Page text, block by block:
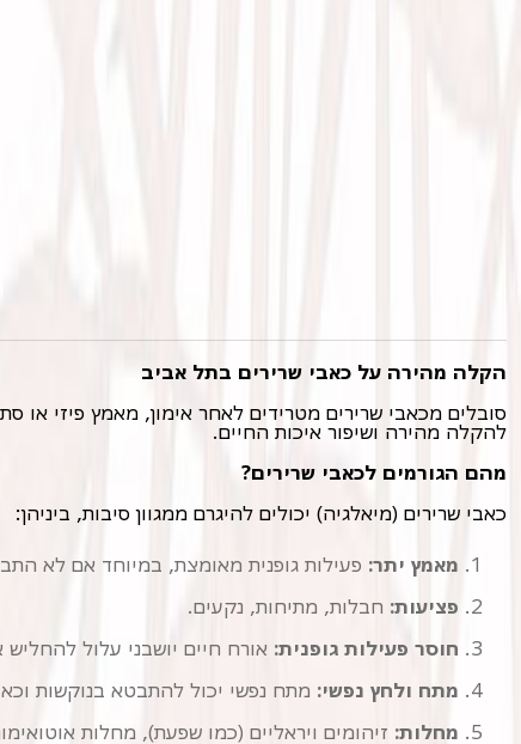
הקלה מהירה על כאבי שרירים בתל אביב
להקלה מהירה ושיפור איכות החיים.
מהם הגורמים לכאבי שרירים?
כאבי שרירים (מיאלגיה) יכולים להיגרם ממגוון סיבות, ביניהן:
מאמץ יתר: פעילות גופנית מאומצת, במיוחד אם לא
פציעות: חבלות, מתיחות, נקעים.
חוסר פעילות גופנית: אורח חיים יושבני עלול
מתח ולחץ נפשי: מתח נפשי יכול להתבטא בנוקשות
מחלות: זיהומים ויראליים (כמו שפעת), מחלות